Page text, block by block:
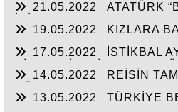
ÇALMAKTIR!!!
21.05.2022
ATATÜRK
BİRİNE UYGUN OLMALI”
19.05.2022
KIZLARA
TARİH ÖĞRETİLEN
17.05.2022
İSTİKBAL
YATIRIMI ALMASINDA!!!
14.05.2022
REİSİN
ÇEVİRTECEK ÇEYİZİ
13.05.2022
TÜRKİYE